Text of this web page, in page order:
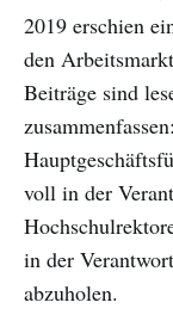
2019 erschien
den
Beiträge sind
voll in der
in der
abzuholen.